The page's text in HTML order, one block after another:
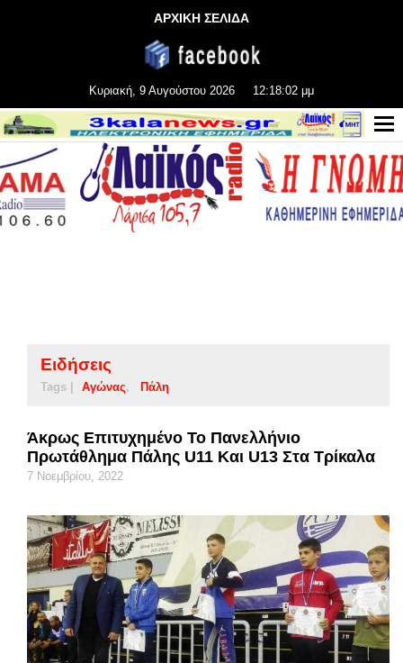
ΑΡΧΙΚΗ ΣΕΛΙΔΑ
Κυριακή, 9 Αυγούστου 2026 12:18:02 μμ
Ειδήσεις
Tags | Αγώνας Πάλη
Άκρως Επιτυχημένο Το Πανελλήνιο
Πρωτάθλημα Πάλης U11 Και U13 Στα Τρίκαλα
7 Νοεμβρίου, 2022